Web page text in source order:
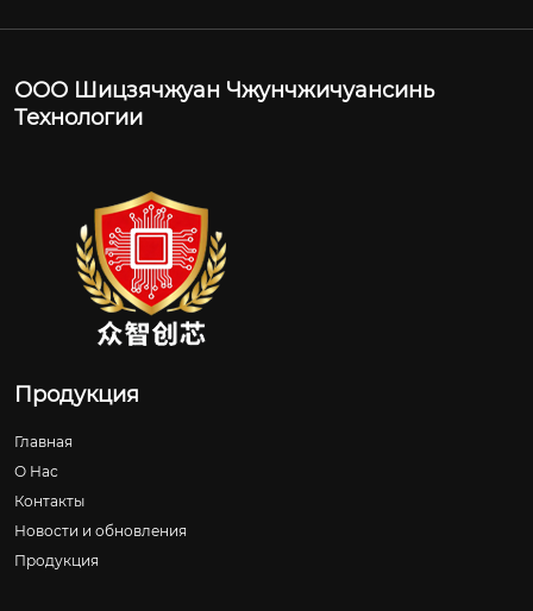
ООО Шицзячжуан Чжунчжичуансинь
Технологии
Продукция
Главная
О Нас
Контакты
Новости и обновления
Продукция